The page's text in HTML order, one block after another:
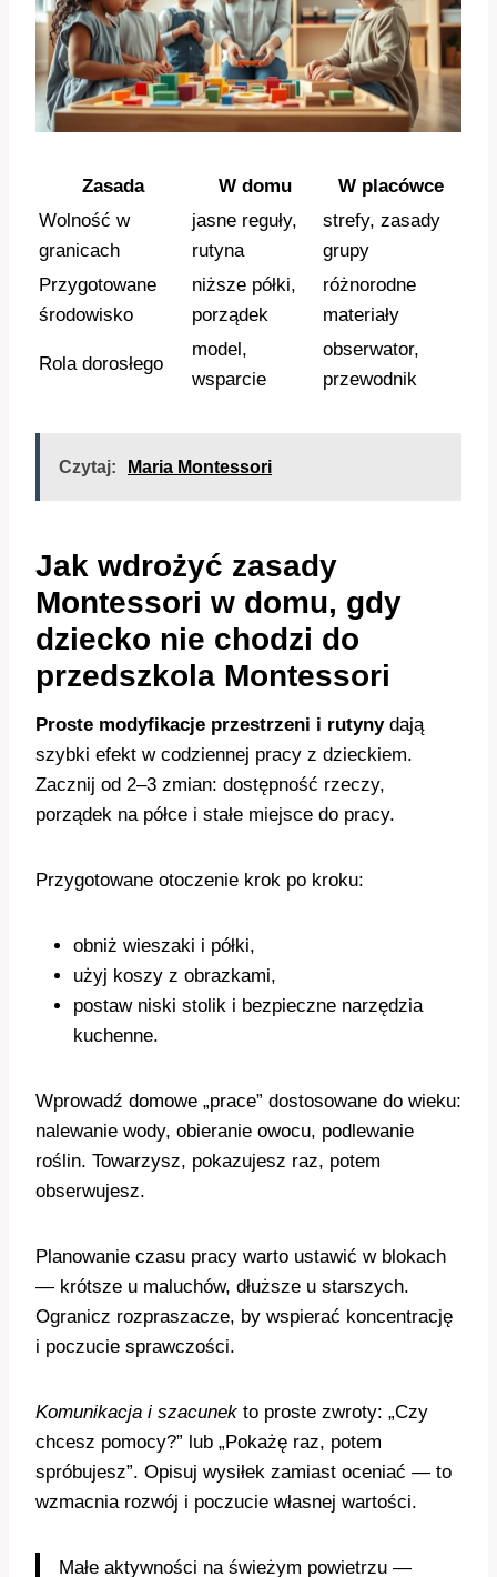
Zasada W domu
W placówce
Wolność w
granicach
jasne reguły,
rutyna
strefy, zasady
grupy
Przygotowane
środowisko
niższe półki,
porządek
różnorodne
materiały
Rola dorosłego
model,
wsparcie
obserwator,
przewodnik
Czytaj: Maria Montessori
Jak wdrożyć zasady
Montessori w domu, gdy
dziecko nie chodzi do
przedszkola Montessori
Proste modyfikacje przestrzeni i rutynydają
szybki efekt w codziennej pracy z dzieckiem.
Zacznij od 2–3 zmian: dostępność rzeczy,
porządek na półce i stałe miejsce do pracy.
Przygotowane otoczenie krok po kroku:
obniż wieszaki i półki,
użyj koszy z obrazkami,
postaw niski stolik i bezpieczne narzędzia
kuchenne.
Wprowadź domowe „prace” dostosowane do wieku:
nalewanie wody, obieranie owocu, podlewanie
roślin. Towarzysz, pokazujesz raz, potem
obserwujesz.
Planowanie czasu pracy warto ustawić w blokach
— krótsze u maluchów, dłuższe u starszych.
Ogranicz rozpraszacze, by wspierać koncentrację
i poczucie sprawczości.
Komunikacja i szacunek to proste zwroty: „Czy
chcesz pomocy?” lub „Pokażę raz, potem
spróbujesz”. Opisuj wysiłek zamiast oceniać — to
wzmacnia rozwój i poczucie własnej wartości.
Małe aktywności na świeżym powietrzu —